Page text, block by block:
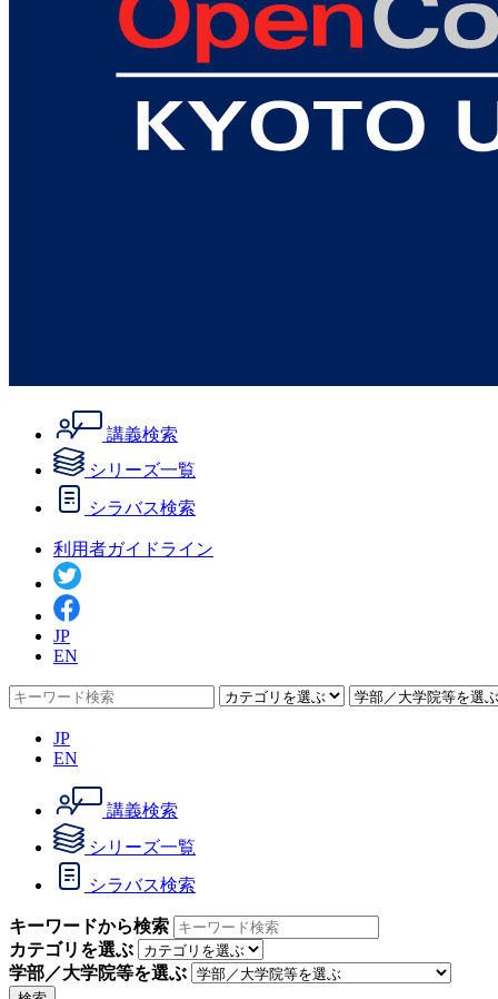
講義検索
シリーズ一覧
シラバス検索
利用者ガイドライン
JP
EN
JP
EN
講義検索
シリーズ一覧
シラバス検索
キーワードから検索
カテゴリを選ぶ
学部／大学院等を選ぶ